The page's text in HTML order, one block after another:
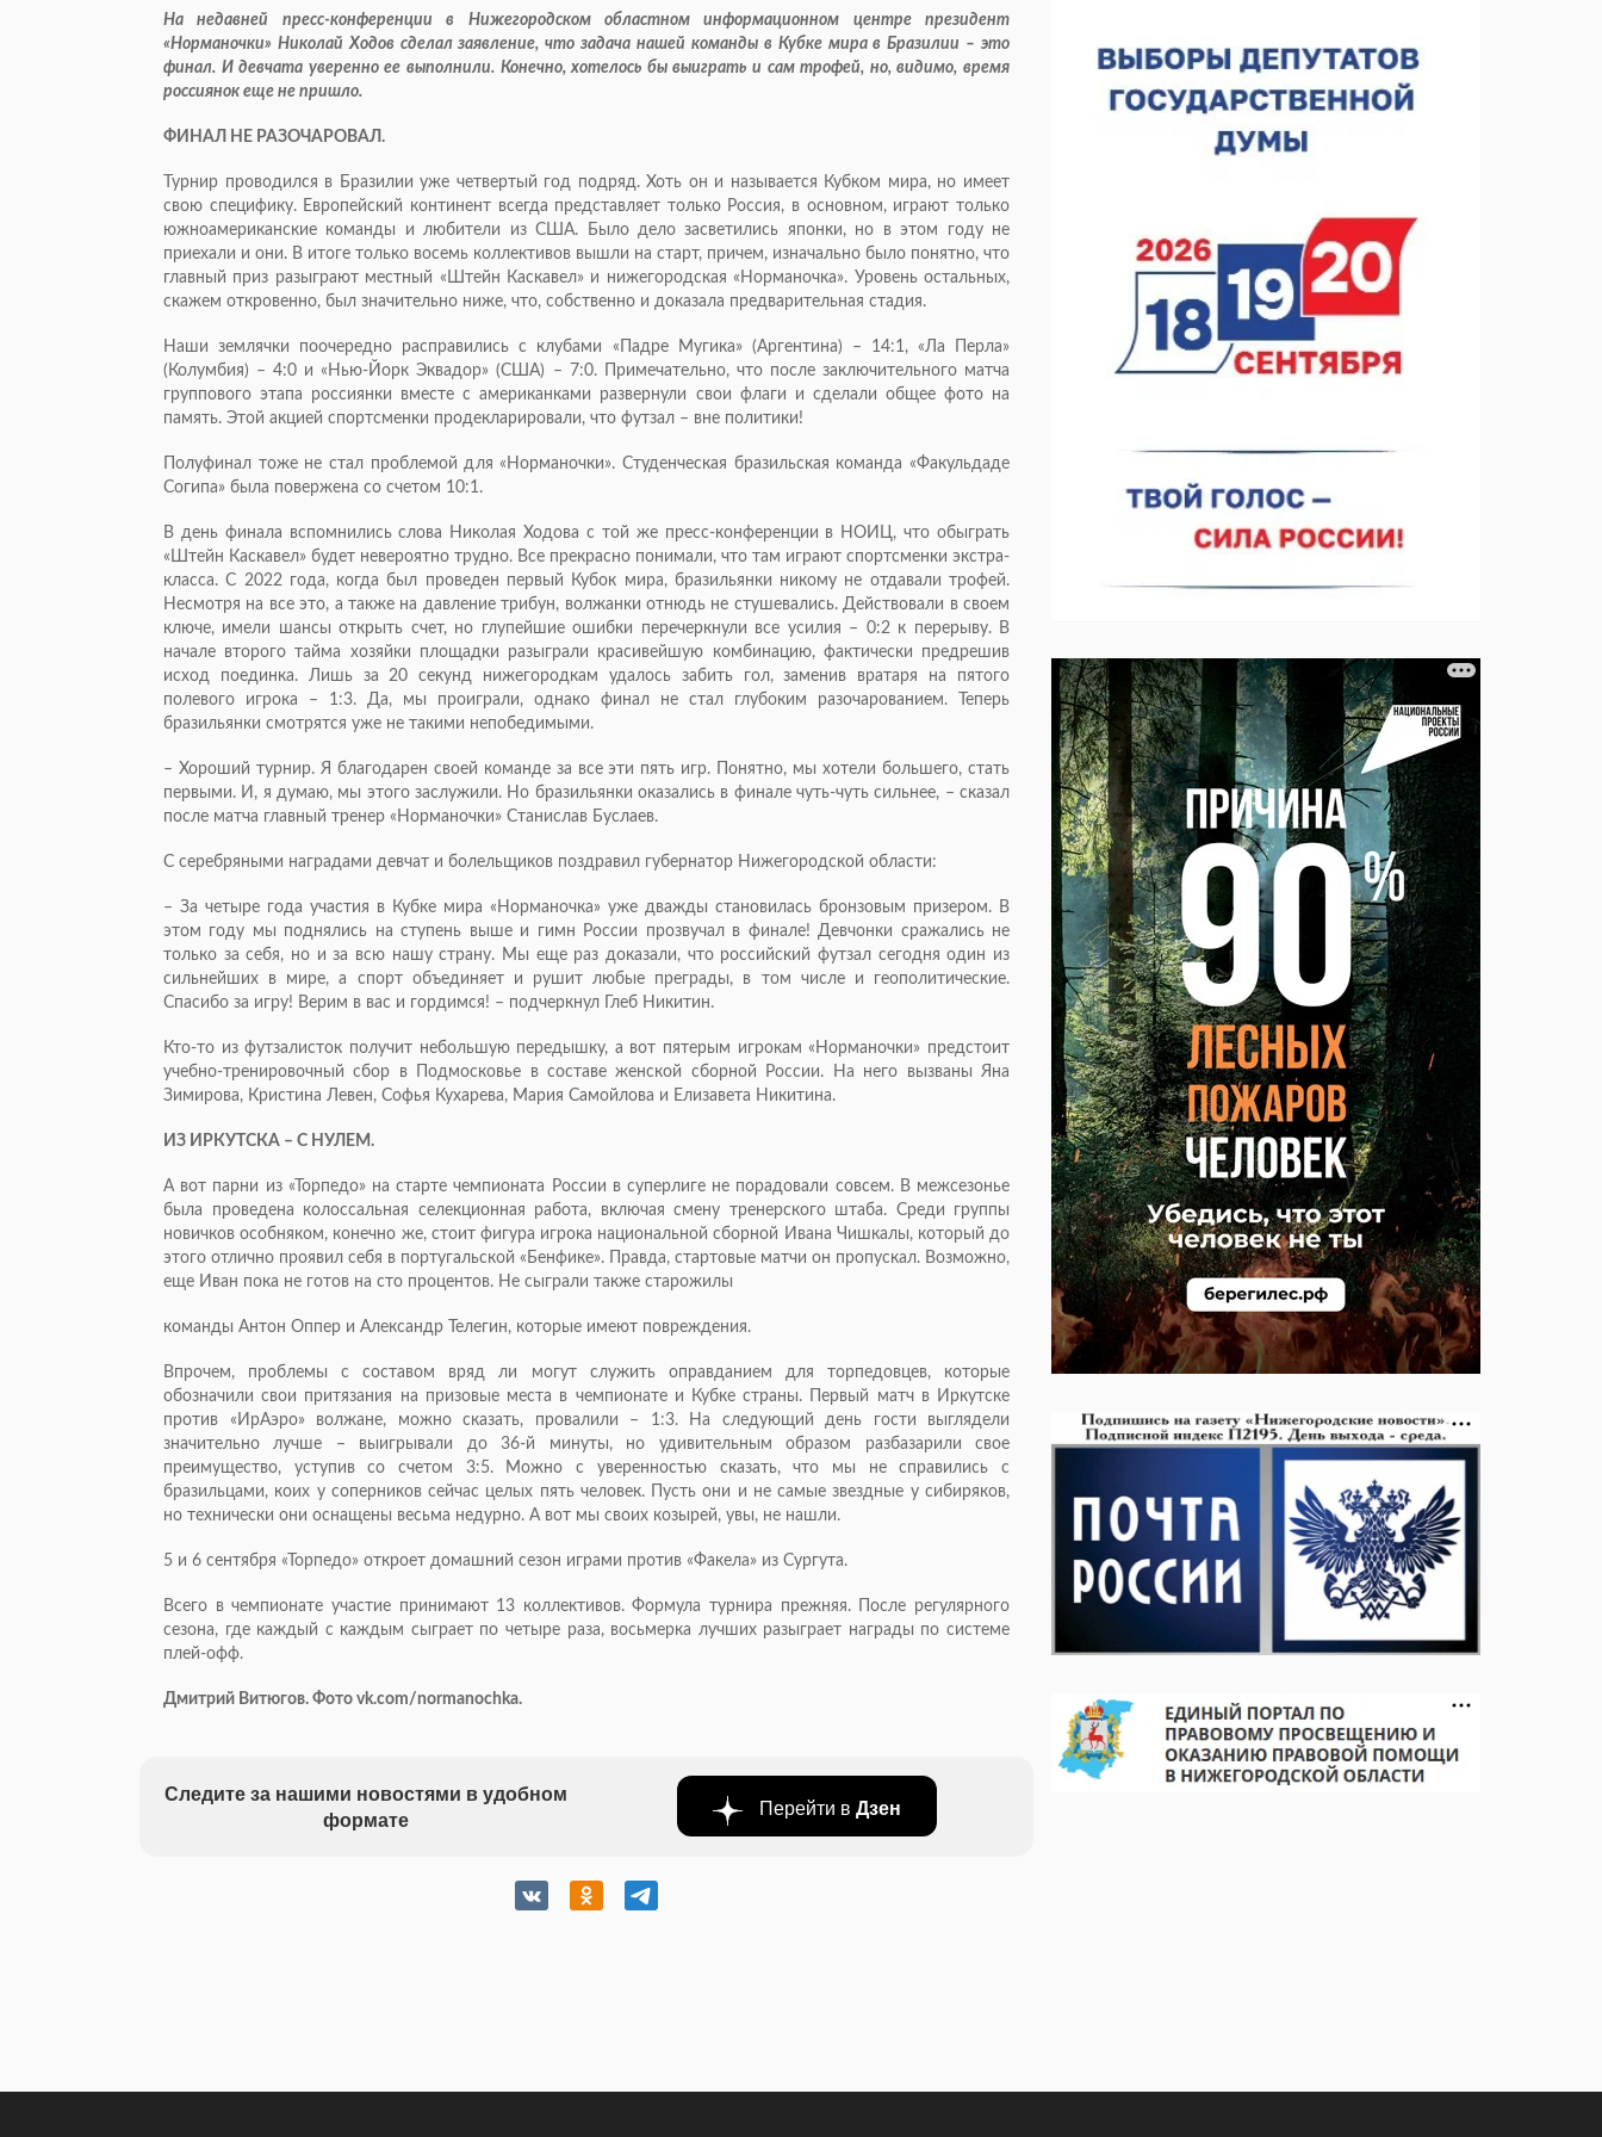
На недавней пресс-конференции в Нижегородском областном информационном центре президент
«Норманочки» Николай Ходов сделал заявление, что задача нашей команды в Кубке мира в Бразилии – это
финал. И девчата уверенно ее выполнили. Конечно, хотелось бы выиграть и сам трофей, но, видимо, время
россиянок еще не пришло.
ФИНАЛ НЕ РАЗОЧАРОВАЛ.
Турнир проводился в Бразилии уже четвертый год подряд. Хоть он и называется Кубком мира, но имеет
свою специфику. Европейский континент всегда представляет только Россия, в основном, играют только
южноамериканские команды и любители из США. Было дело засветились японки, но в этом году не
приехали и они. В итоге только восемь коллективов вышли на старт, причем, изначально было понятно, что
главный приз разыграют местный «Штейн Каскавел» и нижегородская «Норманочка». Уровень остальных,
скажем откровенно, был значительно ниже, что, собственно и доказала предварительная стадия.
Наши землячки поочередно расправились с клубами «Падре Мугика» (Аргентина) – 14:1, «Ла Перла»
(Колумбия) – 4:0 и «Нью-Йорк Эквадор» (США) – 7:0. Примечательно, что после заключительного матча
группового этапа россиянки вместе с американками развернули свои флаги и сделали общее фото на
память. Этой акцией спортсменки продекларировали, что футзал – вне политики!
Полуфинал тоже не стал проблемой для «Норманочки». Студенческая бразильская команда «Факульдаде
Согипа» была повержена со счетом 10:1.
В день финала вспомнились слова Николая Ходова с той же пресс-конференции в НОИЦ, что обыграть
«Штейн Каскавел» будет невероятно трудно. Все прекрасно понимали, что там играют спортсменки экстра-
класса. С 2022 года, когда был проведен первый Кубок мира, бразильянки никому не отдавали трофей.
Несмотря на все это, а также на давление трибун, волжанки отнюдь не стушевались. Действовали в своем
ключе, имели шансы открыть счет, но глупейшие ошибки перечеркнули все усилия – 0:2 к перерыву. В
начале второго тайма хозяйки площадки разыграли красивейшую комбинацию, фактически предрешив
исход поединка. Лишь за 20 секунд нижегородкам удалось забить гол, заменив вратаря на пятого
полевого игрока – 1:3. Да, мы проиграли, однако финал не стал глубоким разочарованием. Теперь
бразильянки смотрятся уже не такими непобедимыми.
– Хороший турнир. Я благодарен своей команде за все эти пять игр. Понятно, мы хотели большего, стать
первыми. И, я думаю, мы этого заслужили. Но бразильянки оказались в финале чуть-чуть сильнее, – сказал
после матча главный тренер «Норманочки» Станислав Буслаев.
С серебряными наградами девчат и болельщиков поздравил губернатор Нижегородской области:
– За четыре года участия в Кубке мира «Норманочка» уже дважды становилась бронзовым призером. В
этом году мы поднялись на ступень выше и гимн России прозвучал в финале! Девчонки сражались не
только за себя, но и за всю нашу страну. Мы еще раз доказали, что российский футзал сегодня один из
сильнейших в мире, а спорт объединяет и рушит любые преграды, в том числе и геополитические.
Спасибо за игру! Верим в вас и гордимся! – подчеркнул Глеб Никитин.
Кто-то из футзалисток получит небольшую передышку, а вот пятерым игрокам «Норманочки» предстоит
учебно-тренировочный сбор в Подмосковье в составе женской сборной России. На него вызваны Яна
Зимирова, Кристина Левен, Софья Кухарева, Мария Самойлова и Елизавета Никитина.
ИЗ ИРКУТСКА – С НУЛЕМ.
А вот парни из «Торпедо» на старте чемпионата России в суперлиге не порадовали совсем. В межсезонье
была проведена колоссальная селекционная работа, включая смену тренерского штаба. Среди группы
новичков особняком, конечно же, стоит фигура игрока национальной сборной Ивана Чишкалы, который до
этого отлично проявил себя в португальской «Бенфике». Правда, стартовые матчи он пропускал. Возможно,
еще Иван пока не готов на сто процентов. Не сыграли также старожилы
команды Антон Оппер и Александр Телегин, которые имеют повреждения.
Впрочем, проблемы с составом вряд ли могут служить оправданием для торпедовцев, которые
обозначили свои притязания на призовые места в чемпионате и Кубке страны. Первый матч в Иркутске
против «ИрАэро» волжане, можно сказать, провалили – 1:3. На следующий день гости выглядели
значительно лучше – выигрывали до 36-й минуты, но удивительным образом разбазарили свое
преимущество, уступив со счетом 3:5. Можно с уверенностью сказать, что мы не справились с
бразильцами, коих у соперников сейчас целых пять человек. Пусть они и не самые звездные у сибиряков,
но технически они оснащены весьма недурно. А вот мы своих козырей, увы, не нашли.
5 и 6 сентября «Торпедо» откроет домашний сезон играми против «Факела» из Сургута.
Всего в чемпионате участие принимают 13 коллективов. Формула турнира прежняя. После регулярного
сезона, где каждый с каждым сыграет по четыре раза, восьмерка лучших разыграет награды по системе
плей-офф.
Дмитрий Витюгов. Фото vk.com/normanochka.
Следите за нашими новостями в удобном
формате
Перейти в Дзен
07.08.2026 13:15
В Нижегородской области посещаемость
спортобъектов выросла на 28%
07.08.2026 12:15
07.08.2026 12:04
В Нижегородской области созданы четыре ММЦ
07.08.2026 11:46
телебашни